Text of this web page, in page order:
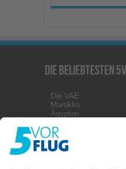
Die beliebtesten
Die VAE
Marokko
Ägypten
Malta
Griechenland
Zypern